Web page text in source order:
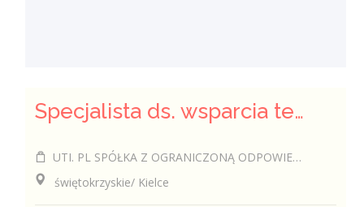
Specjalista ds. wsparcia technicznego (k/m/i)
UTI. PL SPÓŁKA Z OGRANICZONĄ ODPOWIEDZIALNOŚCIĄ
świętokrzyskie/ Kielce